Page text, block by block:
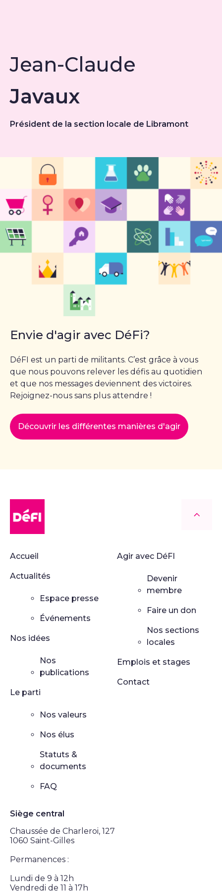
Jean-Claude
Javaux
Président de la section locale de Libramont
Envie d'agir avec DéFi?
DéFI est un parti de militants. C’est grâce à vous
que nous pouvons relever les défis au quotidien
et que nos messages deviennent des victoires.
Rejoignez-nous sans plus attendre !
Découvrir les différentes manières d'agir
Accueil
Actualités
Espace presse
Événements
Nos idées
Nos
publications
Le parti
Nos valeurs
Nos élus
Statuts &
documents
FAQ
Agir avec DéFI
Devenir
membre
Faire un don
Nos sections
locales
Emplois et stages
Contact
Siège central
Chaussée de Charleroi, 127
1060 Saint-Gilles
Permanences :
Lundi de 9 à 12h
Vendredi de 11 à 17h